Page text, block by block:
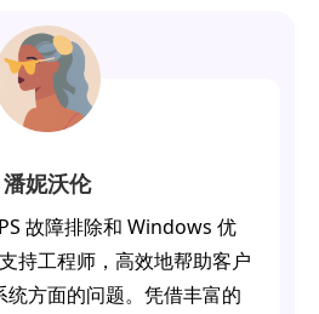
潘妮沃伦
故障排除和 Windows 优
持工程师，高效地帮助客户
统方面的问题。凭借丰富的